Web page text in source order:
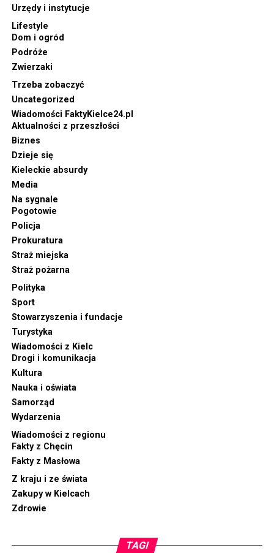
Urzędy i instytucje
Lifestyle
Dom i ogród
Podróże
Zwierzaki
Trzeba zobaczyć
Uncategorized
Wiadomości FaktyKielce24.pl
Aktualności z przeszłości
Biznes
Dzieje się
Kieleckie absurdy
Media
Na sygnale
Pogotowie
Policja
Prokuratura
Straż miejska
Straż pożarna
Polityka
Sport
Stowarzyszenia i fundacje
Turystyka
Wiadomości z Kielc
Drogi i komunikacja
Kultura
Nauka i oświata
Samorząd
Wydarzenia
Wiadomości z regionu
Fakty z Chęcin
Fakty z Masłowa
Z kraju i ze świata
Zakupy w Kielcach
Zdrowie
TAGI